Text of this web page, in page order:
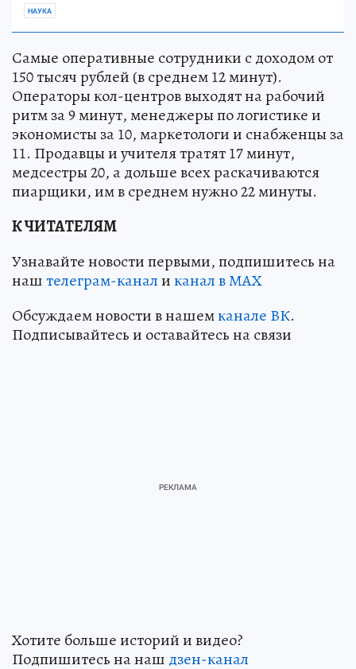
НАУКА
Самые оперативные сотрудники с доходом от
150 тысяч рублей (в среднем 12 минут).
Операторы кол-центров выходят на рабочий
ритм за 9 минут, менеджеры по логистике и
экономисты за 10, маркетологи и снабженцы за
11. Продавцы и учителя тратят 17 минут,
медсестры 20, а дольше всех раскачиваются
пиарщики, им в среднем нужно 22 минуты.
К ЧИТАТЕЛЯМ
Узнавайте новости первыми, подпишитесь на
наштелеграм-каналиканал в МАХ
Обсуждаем новости в нашемканале ВК.
Подписывайтесь и оставайтесь на связи
Хотите больше историй и видео?
Подпишитесь на наш дзен-канал